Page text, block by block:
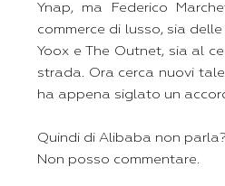
Ynap, ma Federico
commerce di lusso, sia
Yoox e The Outnet, sia al
strada. Ora cerca nuovi
ha appena siglato un
Quindi di Alibaba non parla?
Non posso commentare.